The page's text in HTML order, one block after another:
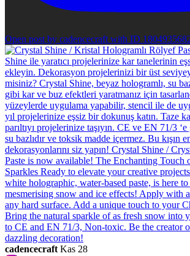
Open post by cadencecraft with ID
cadencecraft Kas 28